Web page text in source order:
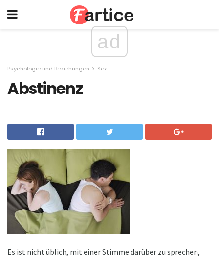
ad
Psychologie und Beziehungen Sex
Abstinenz
Es ist nicht üblich, mit einer Stimme darüber zu sprechen,